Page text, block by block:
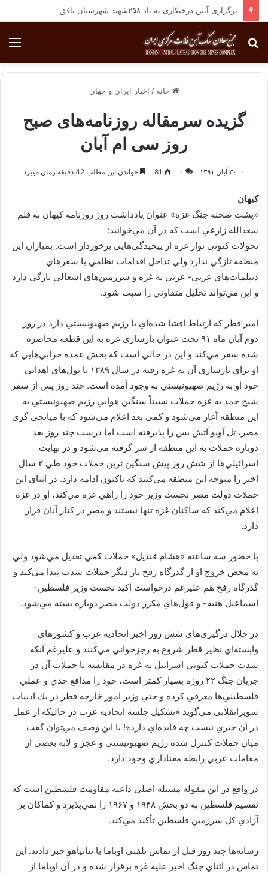
جستجو
برای
خانه / اخبار ایران و جهان
گزیده سرمقاله‌ روزنامه‌های صبح
روز سی ام آبان
۳۰ آبان ۱۳۹۱ ۰ 81 خواندن این مطلب 42 دقیقه زمان میبرد
كيهان
«پشت صحنه جنگ غزه» عنوان يادداشت روز روزنامه كيهان به قلم
سعدالله زارعي است كه در آن مي‌خوانيد:
تحولات كنوني نوار غزه از پيچيدگي‌هايي برخوردار است. بمباران اين
منطقه تازگي ندارد ولي تداخل اقدامات نظامي با سفرهاي
ديپلمات‌هاي عربي- غربي به غزه و سرزمين‌هاي اشغالي تازگي دارد
و اين مي‌تواند تحليل متفاوتي را سبب شود.
امير قطر كه ارتباط افشا شده‌اي با رژيم صهيونيستي دارد در روز
دوم آبان ماه ۹۱ تحت عنوان بازسازي غزه به اين قطعه محاصره
شده سفر مي‌كند و اين در حالي است كه بخش عمده خرابي‌هايي كه
او براي بازسازي آن به غزه رفته در سال ۱۳۸۹ با پول‌هاي اهدايي
خود او به رژيم صهيونيستي به وجود آمده است. چند روز پس از سفر
شيخ حمد به غزه حملات نسبتاً سنگين هوايي رژيم صهيونيستي به
اين منطقه آغاز مي‌شود و كمي بعد اعلام مي‌شود كه با ميانجي گري
مصر، تل آويو آتش بس را پذيرفته است اما درست چند روز بعد
دوباره حملات به اين منطقه از سر گرفته مي‌شود و در نهايت
اسرائيلي‌ها از شش روز پيش سنگين ترين حملات خود طي ۳ سال
اخير را متوجه اين منطقه مي‌كنند كه تاكنون ادامه دارد. در اثناي اين
حملات دولت مصر نخست وزير خود را راهي غزه مي‌كند، او در غزه
اعلام مي‌كند كه ساكنان غزه تنها نيستند و مصر در كنار آنان قرار
دارد.
با حضور سه ساعته «هشام قنديل» حملات كمي تعديل مي‌شود ولي
به محض خروج او از گذرگاه رفح بار ديگر حملات شدت پيدا مي‌كند و
گذرگاه رفح هم عليرغم درخواست اكيد نخست وزير فلسطين-
اسماعيل هنيه- و قول‌هاي مكرر دولت مصر دوباره بسته مي‌شود.
در خلال درگيري‌هاي شش روز اخير اتحاديه عرب و كشورهاي
وابسته‌اي نظير قطر شروع به رجزخواني مي‌كنند و عليرغم آنكه
شدت حملات كنوني اسرائيل به غزه در مقايسه با حملات آن در
جريان جنگ ۲۲ روزه بسيار كمتر است، خود را مدافع جدي و عملي
فلسطيني‌ها معرفي كرده و حتي وزير امور خارجه قطر در يك ادبيات
سوپرانقلابي مي‌گويد «تشكيل جلسه اتحاديه عرب در حاليكه از عمل
در آن خبري نيست چه فايده‌اي دارد»! با اين وصف مي‌توان گفت
ميان حملات كنترل شده رژيم صهيونيستي و عجز و لابه بعضي از
مقامات عربي رابطه معناداري وجود دارد.
در واقع در اين مقوله مسئله اصلي داعيه مقاومت فلسطين است كه
تقسيم فلسطين به دو بخش ۱۹۴۸ و ۱۹۶۷ را نمي‌پذيرد و كماكان بر
آزادي كل سرزمين فلسطين تأكيد مي‌كند.
رسانه‌ها چند روز قبل از تماس تلفني اوباما با نتانياهو خبر دادند. اين
تماس در اثناي جنگ اخير عليه غزه برقرار شده و در آن اوباما از